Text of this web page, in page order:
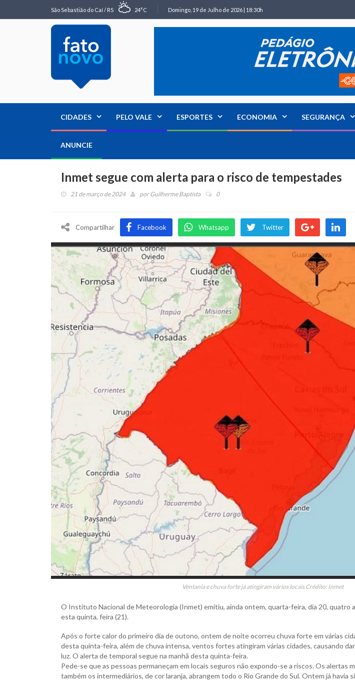
São Sebastião do Caí / RS 24°C Domingo, 19 de Julho de 2026 | 18:30h
CIDADES PELO VALE ESPORTES ECONOMIA SEGURANÇA
ANUNCIE
Inmet segue com alerta para o risco de tempestades
21 de março de 2024 porGuilherme Baptista 0
Compartilhar Facebook Whatsapp Twitter
Ventania e chuva forte já atingiram vários locais Crédito: Inmet
O Instituto Nacional de Meteorologia (Inmet) emitiu, ainda ontem, quarta-feira, dia 20, quatro
esta quinta, feira (21).
Após o forte calor do primeiro dia de outono, ontem de noite ocorreu chuva forte em várias
desta quinta-feira, além de chuva intensa, ventos fortes atingiram várias cidades, causando
luz. O alerta de temporal segue na manhã desta quinta-feira.
Pede-se que as pessoas permaneçam em locais seguros não expondo-se a riscos. Os alertas
também os intermediários, de cor laranja, abrangem todo o Rio Grande do Sul. Ontem já havia